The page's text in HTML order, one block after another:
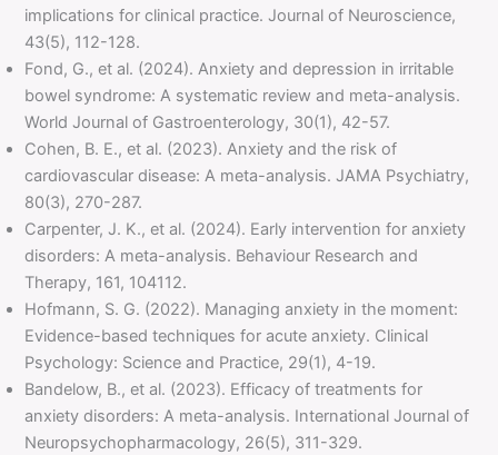
implications for clinical practice. Journal of Neuroscience,
43(5), 112-128.
Fond, G., et al. (2024). Anxiety and depression in irritable
bowel syndrome: A systematic review and meta-analysis.
World Journal of Gastroenterology, 30(1), 42-57.
Cohen, B. E., et al. (2023). Anxiety and the risk of
cardiovascular disease: A meta-analysis. JAMA Psychiatry,
80(3), 270-287.
Carpenter, J. K., et al. (2024). Early intervention for anxiety
disorders: A meta-analysis. Behaviour Research and
Therapy, 161, 104112.
Hofmann, S. G. (2022). Managing anxiety in the moment:
Evidence-based techniques for acute anxiety. Clinical
Psychology: Science and Practice, 29(1), 4-19.
Bandelow, B., et al. (2023). Efficacy of treatments for
anxiety disorders: A meta-analysis. International Journal of
Neuropsychopharmacology, 26(5), 311-329.